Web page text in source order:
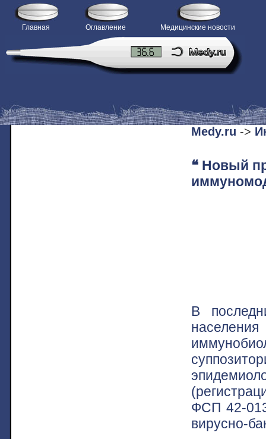
Главная Оглавление Медицинские новости
Medy.ru ->
❝ Новый
В
ФСП 42-
вирусно-